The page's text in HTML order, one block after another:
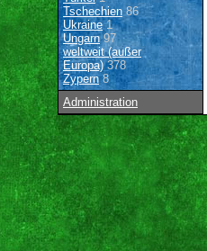
Tschechien 86
Ukraine1
Ungarn97
weltweit (außer
Europa)378
Zypern8
Administration